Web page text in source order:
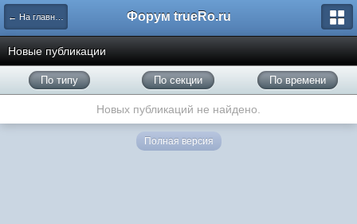
← На главную Форум trueRo.ru
Новые публикации
По типу По секции По времени
Новых публикаций не найдено.
Полная версия